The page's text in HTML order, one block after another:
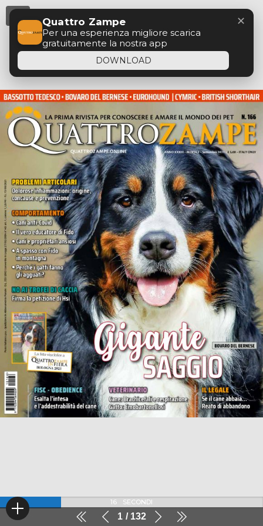
1 132
16 SECONDI
Quattro Zampe
Per una esperienza migliore scarica
gratuitamente la nostra app
DOWNLOAD
✕
Menu